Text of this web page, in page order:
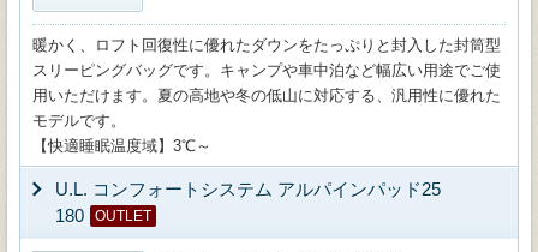
暖かく、ロフト回復性に優れたダウンをたっぷりと封入した封筒型
スリーピングバッグです。キャンプや車中泊など幅広い用途でご使
用いただけます。夏の高地や冬の低山に対応する、汎用性に優れた
モデルです。
【快適睡眠温度域】3℃～
U.L. コンフォートシステム アルパインパッド25
180
OUTLET